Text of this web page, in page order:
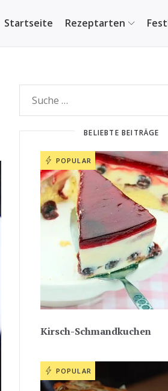
Startseite Rezeptarten
BELIEBTE BEITRÄGE
POPULAR
Kirsch-Schmandkuchen
POPULAR